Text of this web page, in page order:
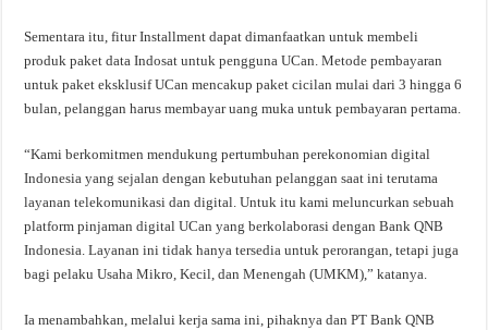
Sementara itu, fitur Installment dapat dimanfaatkan untuk membeli
produk paket data Indosat untuk pengguna UCan. Metode pembayaran
untuk paket eksklusif UCan mencakup paket cicilan mulai dari 3 hingga 6
bulan, pelanggan harus membayar uang muka untuk pembayaran pertama.
“Kami berkomitmen mendukung pertumbuhan perekonomian digital
Indonesia yang sejalan dengan kebutuhan pelanggan saat ini terutama
layanan telekomunikasi dan digital. Untuk itu kami meluncurkan sebuah
platform pinjaman digital UCan yang berkolaborasi dengan Bank QNB
Indonesia. Layanan ini tidak hanya tersedia untuk perorangan, tetapi juga
bagi pelaku Usaha Mikro, Kecil, dan Menengah (UMKM),” katanya.
Ia menambahkan, melalui kerja sama ini, pihaknya dan PT Bank QNB